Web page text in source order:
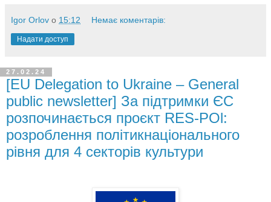
Igor Orlov о 15:12 Немає коментарів:
Надати доступ
27.02.24
[EU Delegation to Ukraine – General
public newsletter] За підтримки ЄС
розпочинається проєкт RES-POl:
розроблення політикнаціонального
рівня для 4 секторів культури